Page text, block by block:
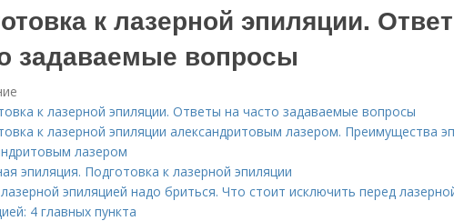
к лазерной эпиляции.
задаваемые вопросы
к лазерной эпиляции. Ответы на часто задаваемые вопросы
к лазерной эпиляции александритовым лазером. Преимущества
лазером
эпиляция. Подготовка к лазерной эпиляции
эпиляцией надо бриться. Что стоит исключить перед
4 главных пункта